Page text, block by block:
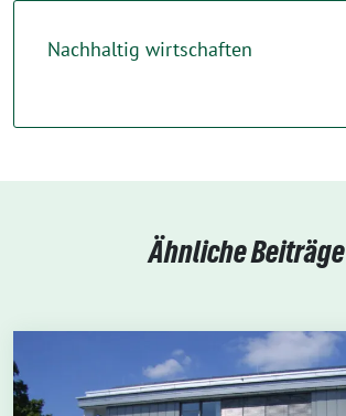
Nachhaltig wirtschaften
Ähnliche Beiträge